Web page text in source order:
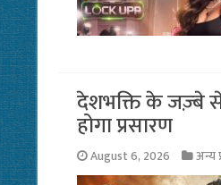
देशभक्ति के जज़्बे से
होगा प्रसारण
August 6, 2026 अन्य